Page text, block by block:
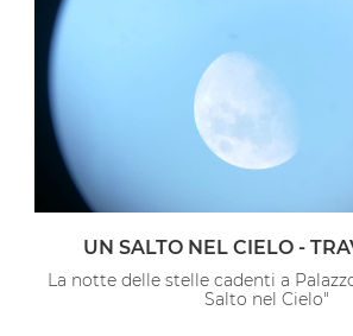
UN SALTO NEL CIELO -
La notte delle stelle cadenti a
Salto nel Cielo"